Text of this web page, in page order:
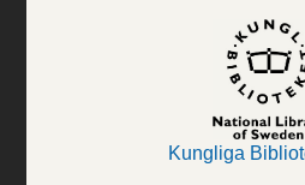
Kungliga